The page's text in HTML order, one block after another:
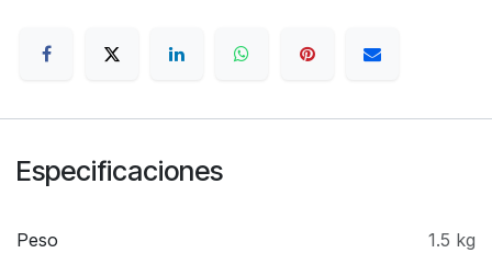
Especificaciones
Peso 1.5 kg